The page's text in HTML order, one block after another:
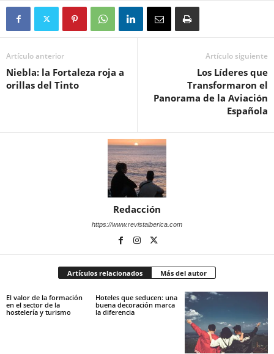
Artículo anterior
Niebla: la Fortaleza roja a
orillas del Tinto
Artículo siguiente
Los Líderes que
Transformaron el
Panorama de la Aviación
Española
Redacción
https://www.revistaiberica.com
Artículos relacionados Más del autor
El valor de la formación
en el sector de la
hostelería y turismo
Hoteles que seducen: una
buena decoración marca
la diferencia